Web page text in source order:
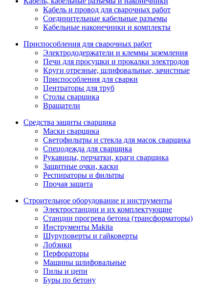
Кабель и провод для сварочных работ
Соединительные кабельные разъемы
Кабельные наконечники и комплекты
Приспособления для сварочных работ
Электрододержатели и клеммы заземления
Печи для просушки и прокалки электродов
Круги отрезные, шлифовальные, зачистные
Приспособления для сварки
Центраторы для труб
Столы сварщика
Вращатели
Средства защиты сварщика
Маски сварщика
Светофильтры и стекла для масок сварщика
Спецодежда для сварщика
Рукавицы, перчатки, краги сварщика
Защитные очки, каски
Респираторы и фильтры
Прочая защита
Строительное оборудование и инструменты
Электростанции и их комплектующие
Станции прогрева бетона (трансформаторы)
Инструменты Makita
Шуруповерты и гайковерты
Лобзики
Перфораторы
Машины шлифовальные
Пилы и цепи
Буры по бетону